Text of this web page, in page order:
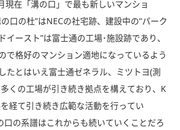
現在「溝の口」で最も新しいマンショ
口の杜”はNECの社宅跡、建設中の“パーク
イースト”は富士通の工場･施設跡であり、
で格好のマンション適地になっているよう
たとはいえ富士通ゼネラル、ミツトヨ(測
くの工場が引き続き拠点を構えており、K
経て引き続き広範な活動を行ってい
口の系譜はこれからも続いていくことだろ